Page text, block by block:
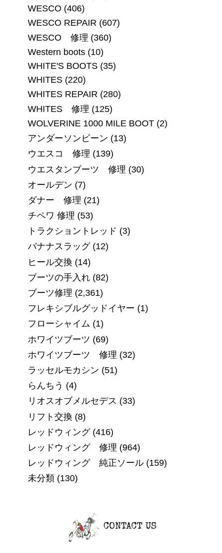
WESCO (406)
WESCO REPAIR (607)
WESCO 修理 (360)
Western boots(10)
WHITE'S BOOTS(35)
WHITES(220)
WHITES REPAIR (280)
WHITES 修理 (125)
WOLVERINE 1000 MILE BOOT(2)
アンダーソンビーン (13)
ウエスコ 修理 (139)
ウエスタンブーツ 修理 (30)
オールデン (7)
ダナー 修理 (21)
チペワ 修理 (53)
トラクショントレッド (3)
バナナスラッグ(12)
ヒール交換 (14)
ブーツの手入れ(82)
ブーツ修理 (2,361)
フレキシブルグッドイヤー (1)
フローシャイム (1)
ホワイツブーツ (69)
ホワイツブーツ 修理 (32)
ラッセルモカシン (51)
らんちう (4)
リオスオブメルセデス (33)
リフト交換 (8)
レッドウィング(416)
レッドウィング 修理 (964)
レッドウィング 純正ソール(159)
未分類(130)
CONTACT US